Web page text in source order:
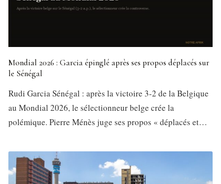
Mondial 2026 : Garcia épinglé après ses propos déplacés sur
le Sénégal
Rudi Garcia Sénégal : après la victoire 3-2 de la Belgique
au Mondial 2026, le sélectionneur belge crée la
polémique. Pierre Ménès juge ses propos « déplacés et…